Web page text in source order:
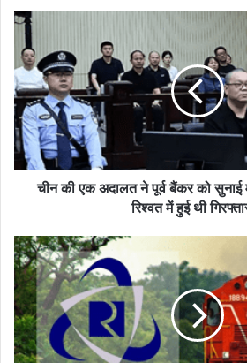
चीन की एक अदालत ने पूर्व बैंकर को सुनाई
रिश्वत में हुई थी